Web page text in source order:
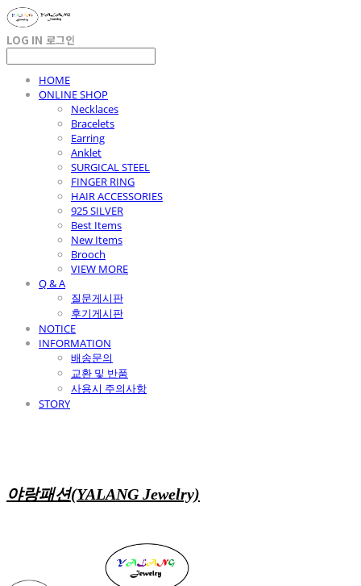
LOG IN 로그인
HOME
ONLINE SHOP
Necklaces
Bracelets
Earring
Anklet
SURGICAL STEEL
FINGER RING
HAIR ACCESSORIES
925 SILVER
Best Items
New Items
Brooch
VIEW MORE
Q & A
질문게시판
후기게시판
NOTICE
INFORMATION
배송문의
교환 및 반품
사용시 주의사항
STORY
야랑패션(YALANG Jewelry)